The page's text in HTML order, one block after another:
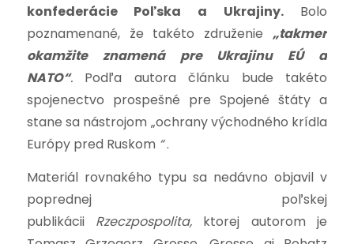
konfederácie Poľska a Ukrajiny.Bolo
poznamenané, že takéto združenie„takmer
okamžite znamená pre Ukrajinu EÚ a
NATO“. Podľa autora článku bude takéto
spojenectvo prospešné pre Spojené štáty a
stane sa nástrojom „ochrany východného krídla
Európy pred Ruskom “.
Materiál rovnakého typu sa nedávno objavil v
poprednej poľskej
publikácii Rzeczpospolita, ktorej autorom je